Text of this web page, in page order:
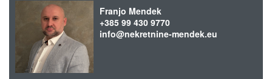
Franjo Mendek
+385 99 430 9770
info@nekretnine-mendek.eu